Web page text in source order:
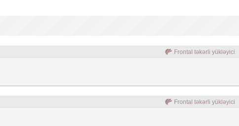
Frontal təkərli yükləyici
Frontal təkərli yükləyici